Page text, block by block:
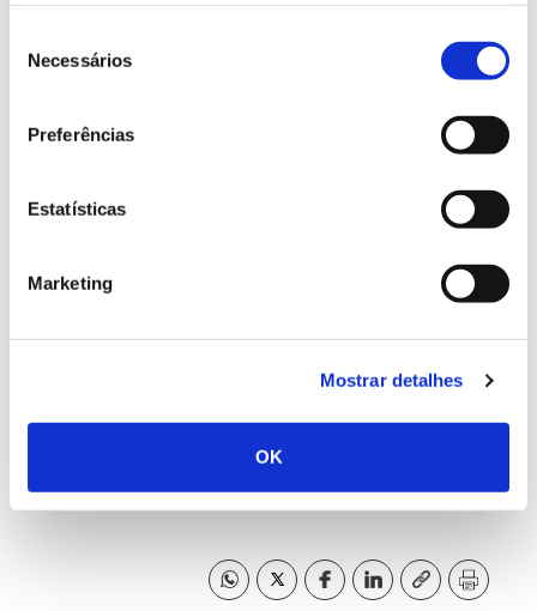
Necessários
Preferências
Estatísticas
Marketing
Mostrar detalhes
OK
parte do Corpo Editorial das revistas Forests e
Apresentação “Robots na floresta: ficção ou evidência
(PDF |7
Aplicação móvel dá a conhecer locais com aptidão para
Ferramenta digital LIFE Montado-Adapt apoia decisões